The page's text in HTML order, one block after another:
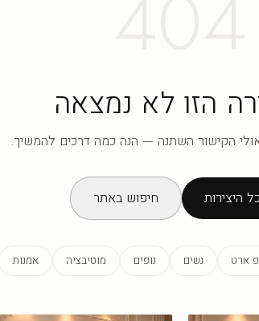
הזו לא נמצאה
הקישור השתנה — הנה כמה דרכים להמשיך.
היצירות חיפוש באתר
ארט נשים נופים מוטיבציה אמנות